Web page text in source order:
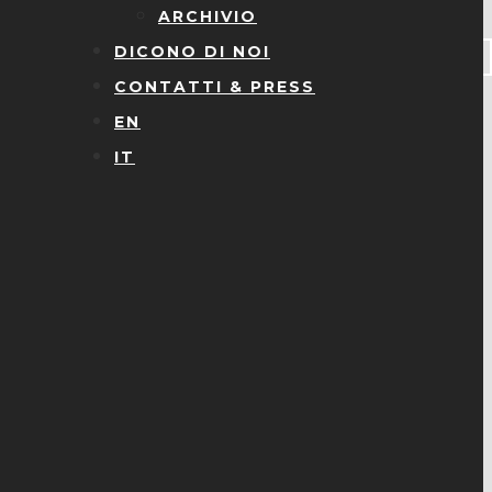
ARCHIVIO
DICONO DI NOI
CONTATTI & PRESS
EN
IT